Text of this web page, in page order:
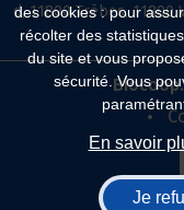
des cookies : pour
récolter des
du site et vous
sécurité. Vous
En savoir
Je
d, 11800 Trèbes,